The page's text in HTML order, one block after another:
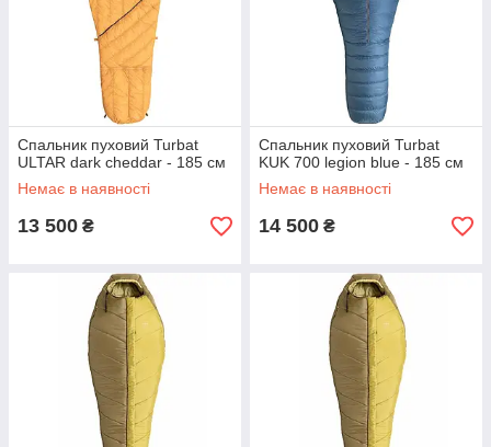
Спальник пуховий Turbat
ULTAR dark cheddar - 185 см
Немає в наявності
13 500 ₴
Спальник пуховий Turbat
KUK 700 legion blue - 185 см
Немає в наявності
14 500 ₴